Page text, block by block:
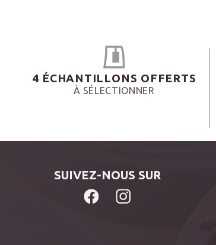
4 ÉCHANTILLONS OFFERTS
À SÉLECTIONNER
SUIVEZ-NOUS SUR